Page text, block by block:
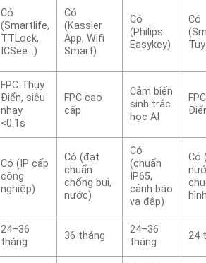
Có
(Smartlife,
TTLock,
ICSee…)
Có
(Kassler
App, Wifi
Smart)
Có
(Philips
Easykey)
Có
FPC Thụy
Điển, siêu
nhạy
<0.1s
FPC cao
cấp
Cảm biến
sinh trắc
học AI
Có (IP cấp
công
nghiệp)
Có (đạt
chuẩn
chống bụi,
nước)
Có
(chuẩn
IP65,
cảnh báo
va đập)
Có
24–36
tháng
36 tháng
24–36
tháng
24